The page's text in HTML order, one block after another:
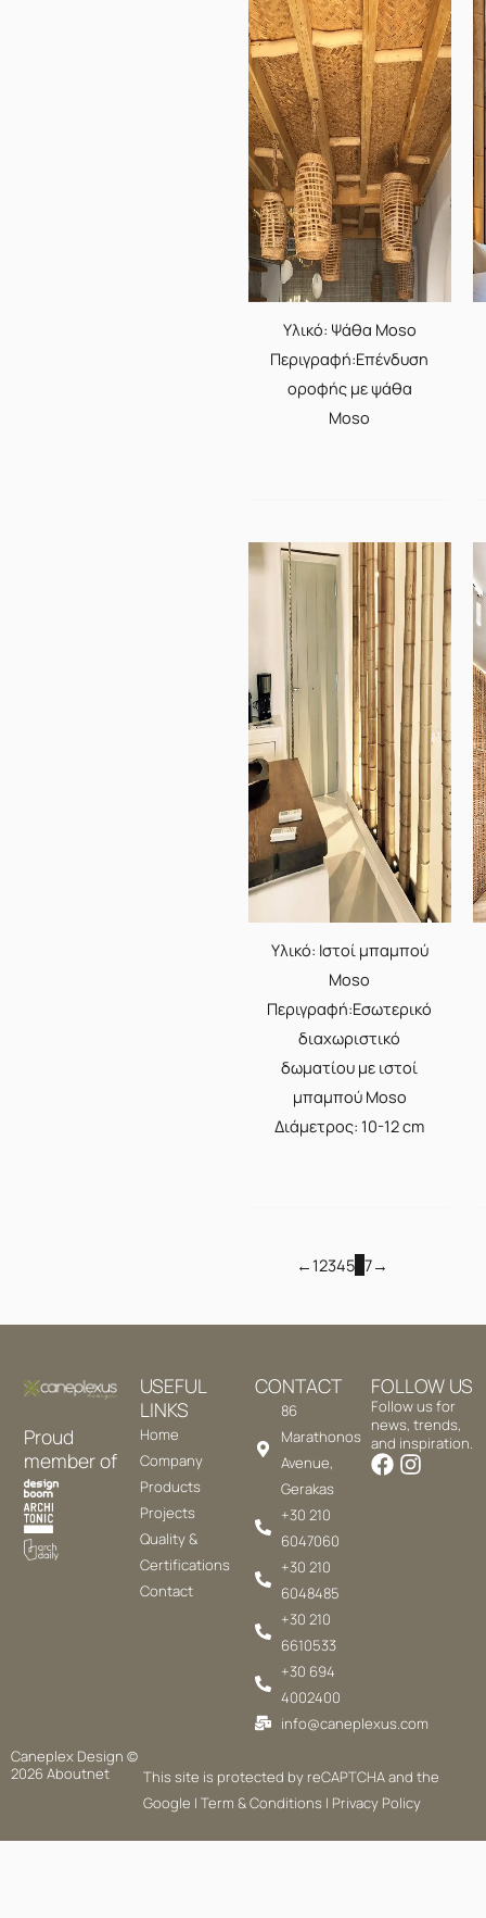
Υλικό: Ψάθα Moso
Περιγραφή:Επένδυση
οροφής με ψάθα
Moso
Υλικό: Ιστοί μπαμπού
Moso
Περιγραφή:Εσωτερικό
διαχωριστικό
δωματίου με ιστοί
μπαμπού Moso
Διάμετρος: 10-12 cm
←123456 7→
Proud
member of
USEFUL
LINKS
Home
Company
Products
Projects
Quality &
Certifications
Contact
CONTACT
86
Marathonos
Avenue,
Gerakas
+30 210
6047060
+30 210
6048485
+30 210
6610533
+30 694
4002400
info@caneplexus.com
FOLLOW US
Follow us for
news, trends,
and inspiration.
Caneplex Design ©
2026 Aboutnet
This site is protected by reCAPTCHA and the
Google | Term & Conditions | Privacy Policy